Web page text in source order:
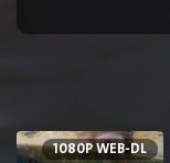
1080P WEB-DL